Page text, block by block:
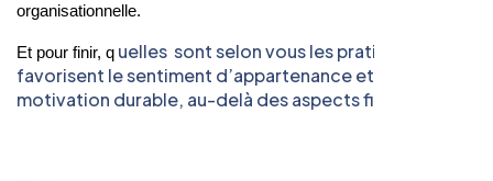
organisationnelle.
Et pour finir, q uelles sont selon vous les pratiques RH qui
favorisent le sentiment d’appartenance et la
motivation durable, au-delà des aspects financiers ?